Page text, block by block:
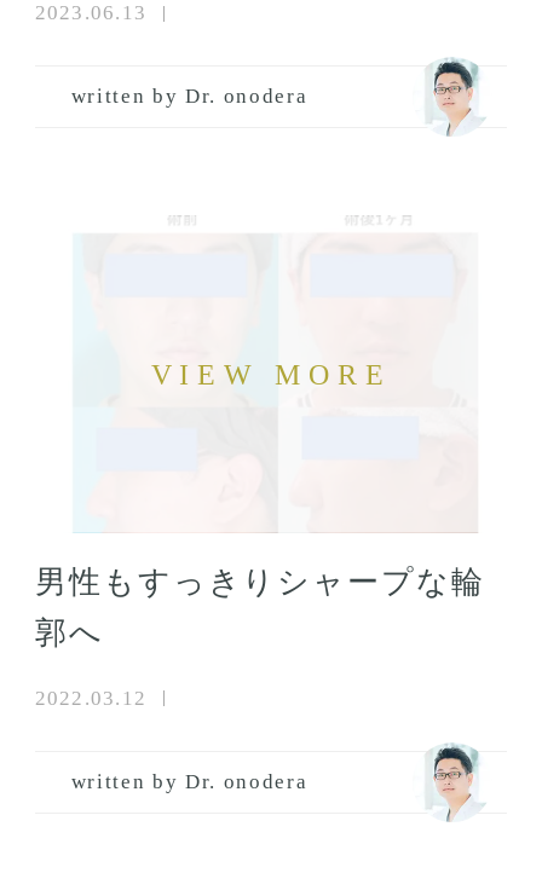
2023.06.13
written by Dr. onodera
男性もすっきりシャープな輪
郭へ
2022.03.12
written by Dr. onodera